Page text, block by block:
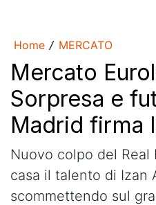
Home / MERCATO
Mercato
Sorpresa e
Madrid firma
Nuovo colpo del
casa il talento di Izan
scommettendo sul